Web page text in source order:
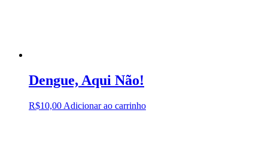
Dengue, Aqui Não!
R$10,00 Adicionar ao carrinho